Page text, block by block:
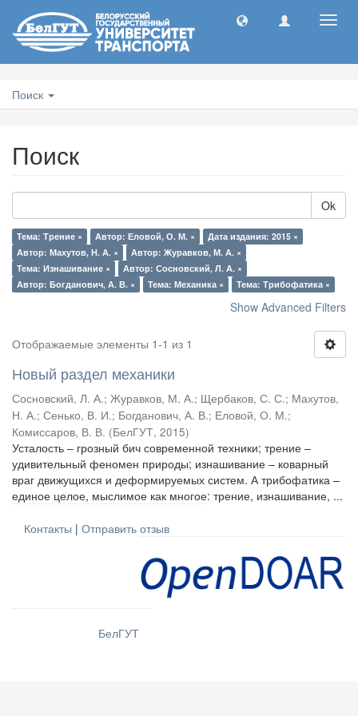
Поиск
Поиск
Ok
Тема: Трение × Автор: Еловой, О. М. ×
Дата издания: 2015 ×
Автор: Махутов, Н. А. ×
Автор: Журавков, М. А. ×
Тема: Изнашивание ×
Автор: Сосновский, Л. А. ×
Автор: Богданович, А. В. ×
Тема: Механика × Тема: Трибофатика ×
Show Advanced Filters
Отображаемые элементы 1-1 из 1
Новый раздел механики
Сосновский, Л. А.; Журавков, М. А.; Щербаков, С. С.; Махутов,
Н. А.; Сенько, В. И.; Богданович, А. В.; Еловой, О. М.;
Комиссаров, В. В. (БелГУТ, 2015)
Усталость – грозный бич современной техники; трение –
удивительный феномен природы; изнашивание – коварный
враг движущихся и деформируемых систем. А трибофатика –
единое целое, мыслимое как многое: трение, изнашивание, ...
Контакты | Отправить отзыв
БелГУТ